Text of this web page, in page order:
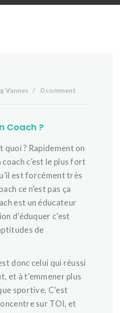
Vannes 0 comment
Coach ?
quoi ? Rapidement on
coach c’est le plus fort
est forcément très
ce n’est pas ça
est un éducateur
d’éduquer c’est
de
donc celui qui réussi
et à t’emmener plus
sportive. C’est
sur TOI, et